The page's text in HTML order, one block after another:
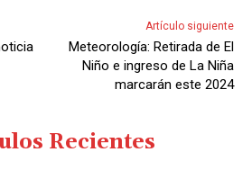
Artículo siguiente
Meteorología: Retirada de El
Niño e ingreso de La Niña
marcarán este 2024
Recientes